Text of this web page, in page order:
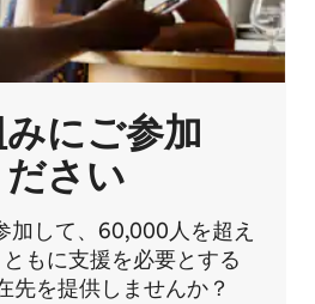
にご⁠参⁠加
だ⁠さ⁠い
加して、60,000人を超え
もに支援を必要とする
先を提供しませんか？